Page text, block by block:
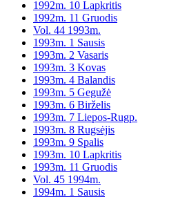
1992m. 10 Lapkritis
1992m. 11 Gruodis
Vol. 44 1993m.
1993m. 1 Sausis
1993m. 2 Vasaris
1993m. 3 Kovas
1993m. 4 Balandis
1993m. 5 Gegužė
1993m. 6 Birželis
1993m. 7 Liepos-Rugp.
1993m. 8 Rugsėjis
1993m. 9 Spalis
1993m. 10 Lapkritis
1993m. 11 Gruodis
Vol. 45 1994m.
1994m. 1 Sausis